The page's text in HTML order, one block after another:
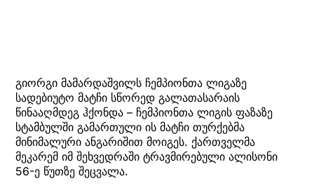
გიორგი მამარდაშვილს ჩემპიონთა ლიგაზე
სადებიუტო მატჩი სწორედ გალათასარაის
წინააღმდეგ ჰქონდა – ჩემპიონთა ლიგის ფაზაზე
სტამბულში გამართული ის მატჩი თურქებმა
მინიმალური ანგარიშით მოიგეს. ქართველმა
მეკარემ იმ შეხვედრაში ტრავმირებული ალისონი
56-ე წუთზე შეცვალა.